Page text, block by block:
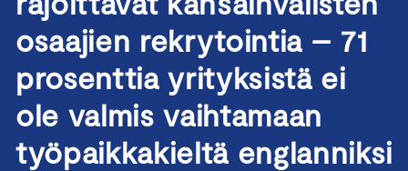
osaajien rekrytointia – 71
prosenttia yrityksistä ei
ole valmis vaihtamaan
työpaikkakieltä englanniksi